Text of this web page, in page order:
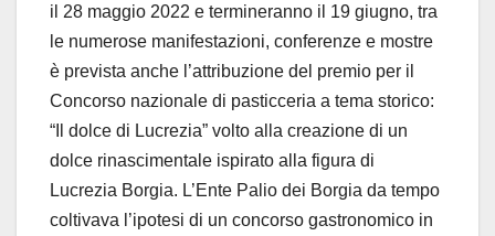
il 28 maggio 2022 e termineranno il 19 giugno, tra
le numerose manifestazioni, conferenze e mostre
è prevista anche l’attribuzione del premio per il
Concorso nazionale di pasticceria a tema storico:
“Il dolce di Lucrezia” volto alla creazione di un
dolce rinascimentale ispirato alla figura di
Lucrezia Borgia. L’Ente Palio dei Borgia da tempo
coltivava l’ipotesi di un concorso gastronomico in